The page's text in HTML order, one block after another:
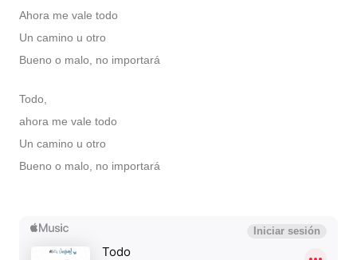
Ahora me vale todo
Un camino u otro
Bueno o malo, no importará
Todo,
ahora me vale todo
Un camino u otro
Bueno o malo, no importará